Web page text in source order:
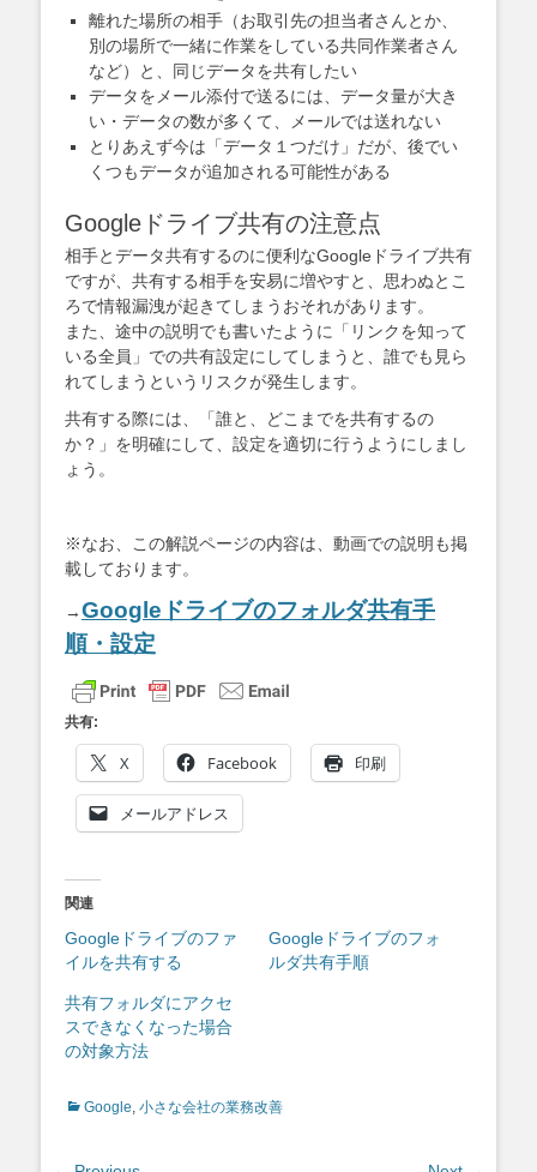
離れた場所の相手（お取引先の担当者さんとか、
別の場所で一緒に作業をしている共同作業者さん
など）と、同じデータを共有したい
データをメール添付で送るには、データ量が大き
い・データの数が多くて、メールでは送れない
とりあえず今は「データ１つだけ」だが、後でい
くつもデータが追加される可能性がある
Googleドライブ共有の注意点
相手とデータ共有するのに便利なGoogleドライブ共有
ですが、共有する相手を安易に増やすと、思わぬとこ
ろで情報漏洩が起きてしまうおそれがあります。
また、途中の説明でも書いたように「リンクを知って
いる全員」での共有設定にしてしまうと、誰でも見ら
れてしまうというリスクが発生します。
共有する際には、「誰と、どこまでを共有するの
か？」を明確にして、設定を適切に行うようにしまし
ょう。
※なお、この解説ページの内容は、動画での説明も掲
載しております。
→Googleドライブのフォルダ共有手
順・設定
共有:
X Facebook 印刷
メールアドレス
関連
Googleドライブのファ
イルを共有する
Googleドライブのフォ
ルダ共有手順
共有フォルダにアクセ
スできなくなった場合
の対象方法
Categories
Google, 小さな会社の業務改善